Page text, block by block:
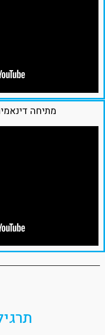
מתיחה